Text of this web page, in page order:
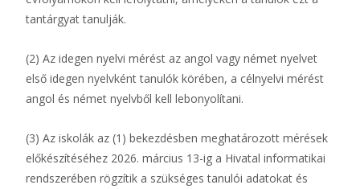
tantárgyat tanulják.
(2) Az idegen nyelvi mérést az angol vagy német nyelvet
első idegen nyelvként tanulók körében, a célnyelvi mérést
angol és német nyelvből kell lebonyolítani.
(3) Az iskolák az (1) bekezdésben meghatározott mérések
előkészítéséhez 2026. március 13-ig a Hivatal informatikai
rendszerében rögzítik a szükséges tanulói adatokat és